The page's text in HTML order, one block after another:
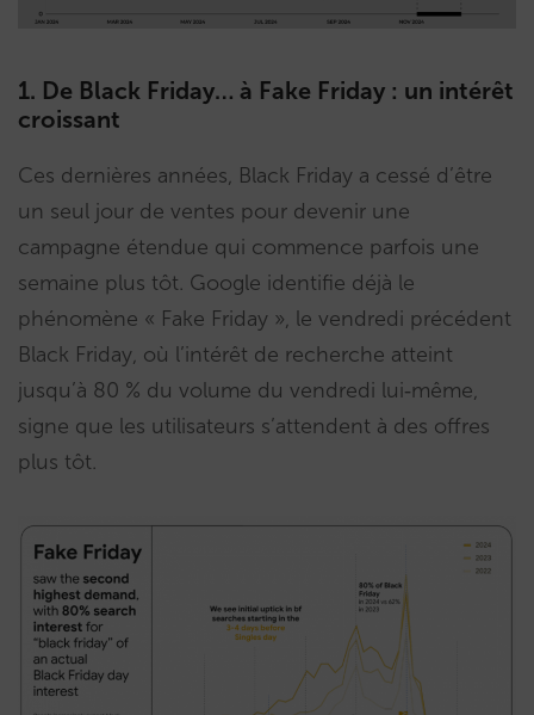
1. De Black Friday… à Fake Friday : un intérêt
croissant
Ces dernières années, Black Friday a cessé d’être
un seul jour de ventes pour devenir une
campagne étendue qui commence parfois une
semaine plus tôt. Google identifie déjà le
phénomène « Fake Friday », le vendredi précédent
Black Friday, où l’intérêt de recherche atteint
jusqu’à 80 % du volume du vendredi lui‑même,
signe que les utilisateurs s’attendent à des offres
plus tôt.